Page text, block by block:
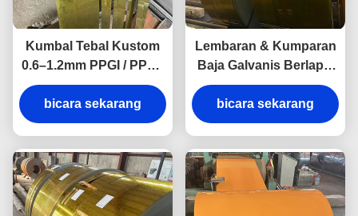
Kumbal Tebal Kustom
0.6–1.2mm PPGI / PPGL
Kumparan & Lembaran
Baja Galvanis Berlapis
Warna yang Dicat
bicara sekarang
Lembaran & Kumparan
Baja Galvanis Berlapis
Warna PPGI PPGL PP
yang Dicat Awal dengan
Ketebalan Kustom 0,6–
bicara sekarang